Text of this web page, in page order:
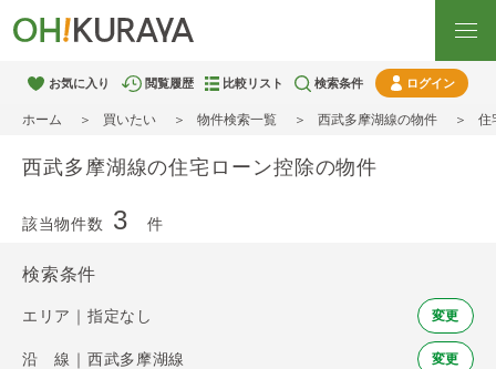
お気に入り 閲覧履歴 比較リスト 検索条件 ログイン
ホーム 買いたい 物件検索一覧 西武多摩湖線の物件 住
西武多摩湖線の住宅ローン控除の物件
該当物件数 3 件
検索条件
エリア｜指定なし 変更
沿 線｜西武多摩湖線 変更